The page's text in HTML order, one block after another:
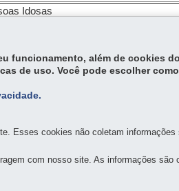
Idosas
funcionamento, além de cookies
de uso. Você pode escolher
Esses cookies não coletam informações
com nosso site. As informações são